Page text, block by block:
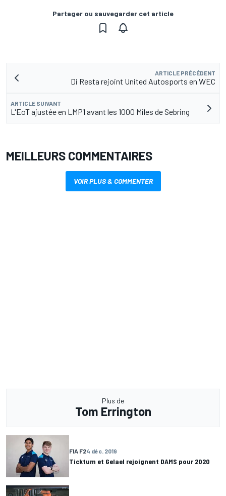
Partager ou sauvegarder cet article
ARTICLE PRÉCÉDENT
Di Resta rejoint United Autosports en WEC
ARTICLE SUIVANT
L'EoT ajustée en LMP1 avant les 1000 Miles de Sebring
MEILLEURS COMMENTAIRES
VOIR PLUS & COMMENTER
Plus de
Tom Errington
FIA F24 déc. 2019
Ticktum et Gelael rejoignent DAMS pour 2020